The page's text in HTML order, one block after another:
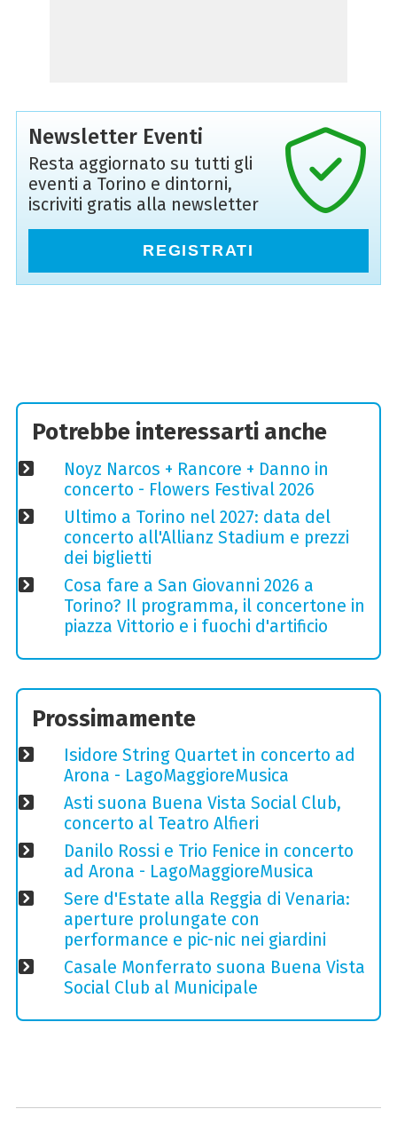
Newsletter Eventi
Resta aggiornato su tutti gli
eventi a Torino e dintorni,
iscriviti gratis alla newsletter
REGISTRATI
Potrebbe interessarti anche
Noyz Narcos + Rancore + Danno in
concerto - Flowers Festival 2026
Ultimo a Torino nel 2027: data del
concerto all'Allianz Stadium e prezzi
dei biglietti
Cosa fare a San Giovanni 2026 a
Torino? Il programma, il concertone in
piazza Vittorio e i fuochi d'artificio
Prossimamente
Isidore String Quartet in concerto ad
Arona - LagoMaggioreMusica
Asti suona Buena Vista Social Club,
concerto al Teatro Alfieri
Danilo Rossi e Trio Fenice in concerto
ad Arona - LagoMaggioreMusica
Sere d'Estate alla Reggia di Venaria:
aperture prolungate con
performance e pic-nic nei giardini
Casale Monferrato suona Buena Vista
Social Club al Municipale